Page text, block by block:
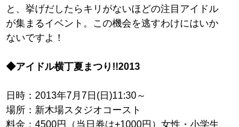
と、挙げだしたらキリがないほどの注目アイドル
が集まるイベント。この機会を逃すわけにはいか
ないですよ！
◆アイドル横丁夏まつり!!2013
日時：2013年7月7日(日)11:30～
場所：新木場スタジオコースト
料金：4500円（当日券は+1000円）女性・小学生